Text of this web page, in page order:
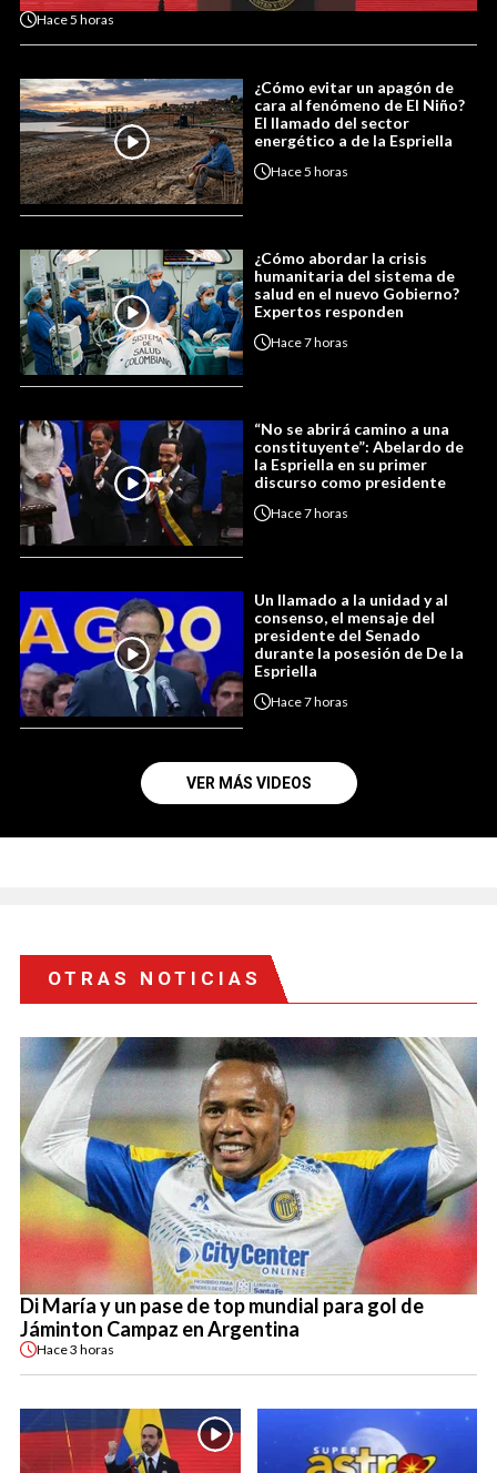
Hace5 horas
¿Cómo evitar un apagón de
cara al fenómeno de El Niño?
El llamado del sector
energético a de la Espriella
Hace5 horas
¿Cómo abordar la crisis
humanitaria del sistema de
salud en el nuevo Gobierno?
Expertos responden
Hace7 horas
“No se abrirá camino a una
constituyente”: Abelardo de
la Espriella en su primer
discurso como presidente
Hace7 horas
Un llamado a la unidad y al
consenso, el mensaje del
presidente del Senado
durante la posesión de De la
Espriella
Hace7 horas
VER MÁS VIDEOS
OTRAS NOTICIAS
Di María y un pase de top mundial para gol de
Jáminton Campaz en Argentina
Hace3 horas